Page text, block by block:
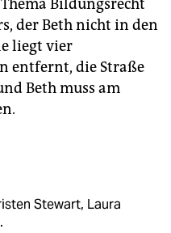
Bildungsrecht
der Beth nicht in den
liegt vier
entfernt, die Straße
Beth muss am
Stewart, Laura